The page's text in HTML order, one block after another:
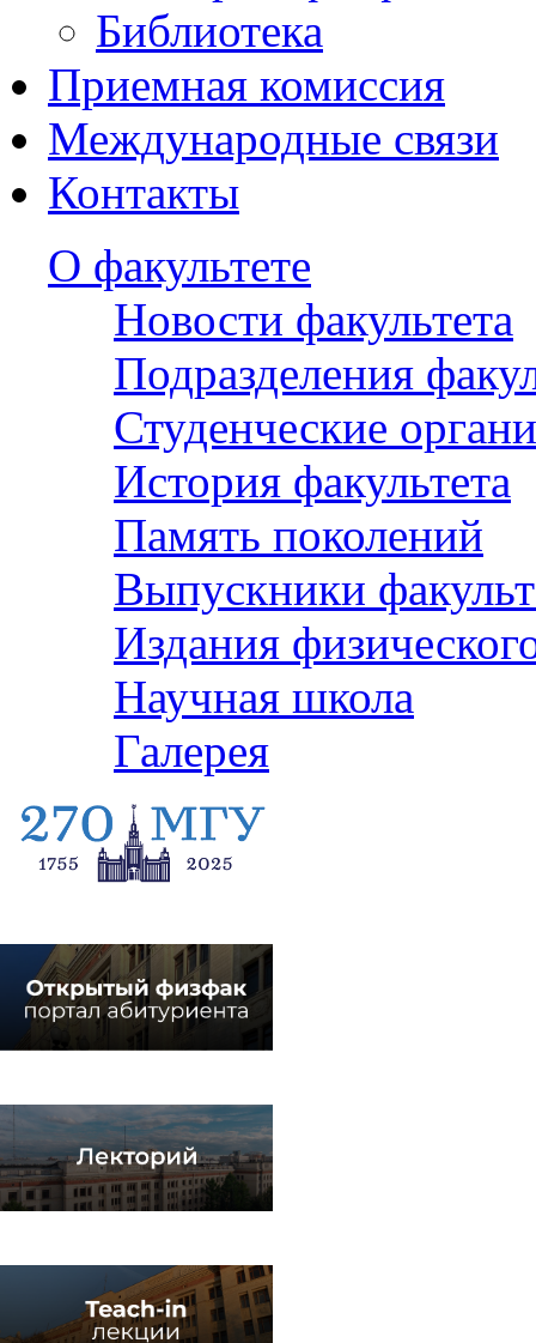
Библиотека
Приемная комиссия
Международные связи
Контакты
О факультете
Новости факультета
Подразделения
Студенческие
История факультета
Память поколений
Выпускники
Издания
Научная школа
Галерея